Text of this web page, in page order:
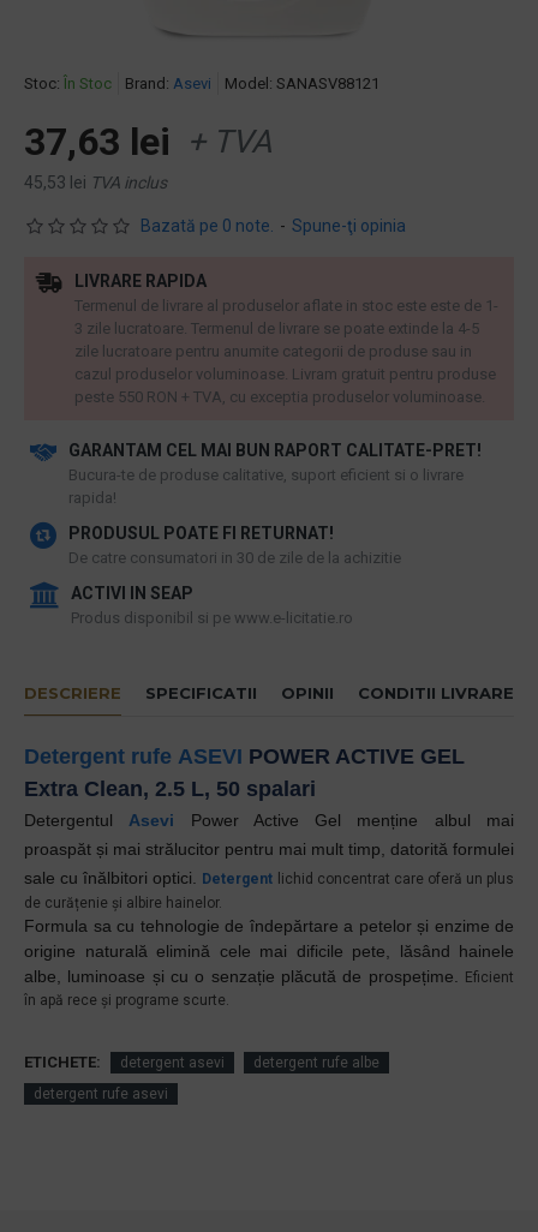
Stoc: În Stoc Brand: Asevi Model: SANASV88121
Bazată pe 0 note. - Spune-ţi opinia
37,63 lei + TVA
45,53 lei TVA inclus
GARANTAM CEL MAI BUN RAPORT CALITATE-PRET!
​Bucura-te de produse calitative, suport eficient si o livrare
rapida!
PRODUSUL POATE FI RETURNAT!
De catre consumatori in 30 de zile de la achizitie
ACTIVI IN SEAP
Produs disponibil si pe www.e-licitatie.ro
LIVRARE RAPIDA
Termenul de livrare al produselor aflate in stoc este este de 1-
3 zile lucratoare. Termenul de livrare se poate extinde la 4-5
zile lucratoare pentru anumite categorii de produse sau in
cazul produselor voluminoase. Livram gratuit pentru produse
peste 550 RON + TVA, cu exceptia produselor voluminoase.
DESCRIERE SPECIFICATII OPINII CONDITII LIVRARE
Detergent rufe ASEVI POWER ACTIVE GEL
Extra Clean, 2.5 L, 50 spalari
Detergentul Asevi Power Active Gel menține albul
mai
proaspăt și mai strălucitor pentru mai mult timp datorită formulei
sale cu înălbitori optici.
Detergent lichid concentrat care oferă un plus
de curățenie și albire hainelor.
Formula sa cu tehnologie de îndepărtare a petelor și enzime de
origine naturală elimină cele mai dificile pete, lăsând hainele
albe, luminoase și cu o senzație plăcută de prospețime.
Eficient
în apă rece și programe scurte.
ETICHETE: detergent asevi
detergent rufe albe
detergent rufe asevi